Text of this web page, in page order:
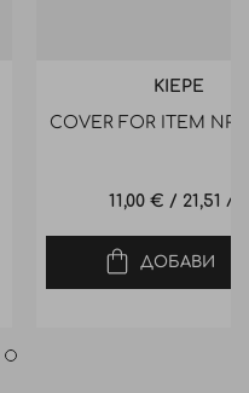
KIEPE
COVER FOR ITEM NR
11,00 € / 21,51 лв.
ДОБАВИ